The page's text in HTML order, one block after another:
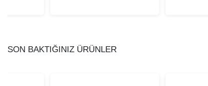
SON BAKTIĞINIZ ÜRÜNLER